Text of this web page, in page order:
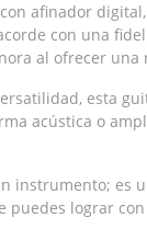
con afinador
con una
al ofrecer
esta
acústica o
instrumento; es
puedes lograr